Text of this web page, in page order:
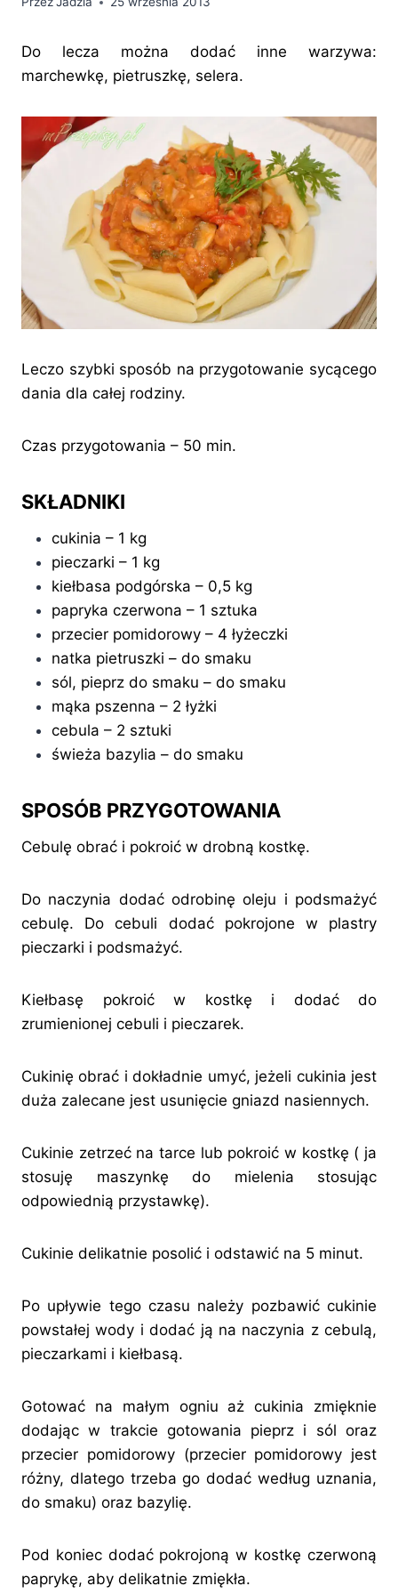
Do lecza można dodać inne warzywa:
marchewkę, pietruszkę, selera.
Leczo szybki sposób na przygotowanie sycącego
dania dla całej rodziny.
Czas przygotowania – 50 min.
SKŁADNIKI
cukinia – 1 kg
pieczarki – 1 kg
kiełbasa podgórska – 0,5 kg
papryka czerwona – 1 sztuka
przecier pomidorowy – 4 łyżeczki
natka pietruszki – do smaku
sól, pieprz do smaku – do smaku
mąka pszenna – 2 łyżki
cebula – 2 sztuki
świeża bazylia – do smaku
SPOSÓB PRZYGOTOWANIA
Cebulę obrać i pokroić w drobną kostkę.
Do naczynia dodać odrobinę oleju i podsmażyć
cebulę. Do cebuli dodać pokrojone w plastry
pieczarki i podsmażyć.
Kiełbasę pokroić w kostkę i dodać do
zrumienionej cebuli i pieczarek.
Cukinię obrać i dokładnie umyć, jeżeli cukinia jest
duża zalecane jest usunięcie gniazd nasiennych.
Cukinie zetrzeć na tarce lub pokroić w kostkę ( ja
stosuję maszynkę do mielenia stosując
odpowiednią przystawkę).
Cukinie delikatnie posolić i odstawić na 5 minut.
Po upływie tego czasu należy pozbawić cukinie
powstałej wody i dodać ją na naczynia z cebulą,
pieczarkami i kiełbasą.
Gotować na małym ogniu aż cukinia zmięknie
dodając w trakcie gotowania pieprz i sól oraz
przecier pomidorowy (przecier pomidorowy jest
różny, dlatego trzeba go dodać według uznania,
do smaku) oraz bazylię.
Pod koniec dodać pokrojoną w kostkę czerwoną
paprykę, aby delikatnie zmiękła.